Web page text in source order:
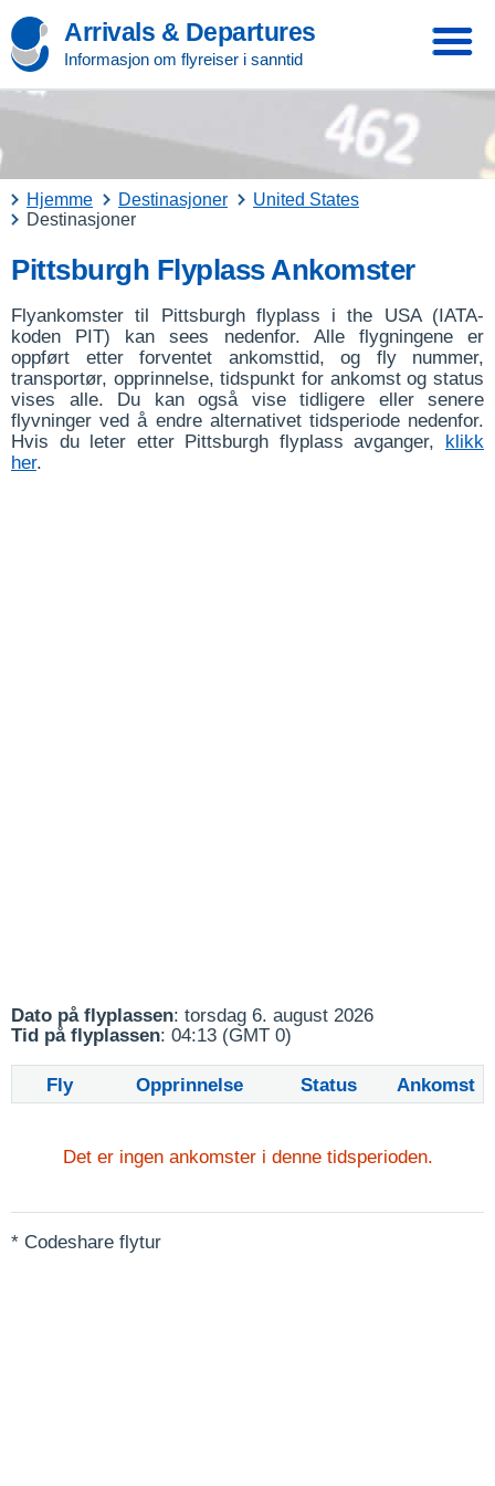
Arrivals & Departures
Informasjon om flyreiser i sanntid
Hjemme Destinasjoner
United States
Destinasjoner
Pittsburgh Flyplass Ankomster
Flyankomster til Pittsburgh flyplass i the USA (IATA-
koden PIT) kan sees nedenfor. Alle flygningene er
oppført etter forventet ankomsttid, og fly nummer,
transportør, opprinnelse, tidspunkt for ankomst og status
vises alle. Du kan også vise tidligere eller senere
flyvninger ved å endre alternativet tidsperiode nedenfor.
Hvis du leter etter Pittsburgh flyplass avganger, klikk
her.
Dato på flyplassen: torsdag 6. august 2026
Tid på flyplassen: 04:13 (GMT 0)
Fly Opprinnelse Status Ankomst
Det er ingen ankomster i denne tidsperioden.
* Codeshare flytur